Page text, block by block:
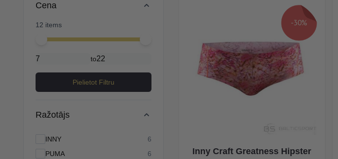
Cena
12 items
Minimal price
Maximum price
to
Pielietot Filtru
Ražotājs
INNY 6
PUMA
6 products available
-30%
Inny Craft Greatness Hipster